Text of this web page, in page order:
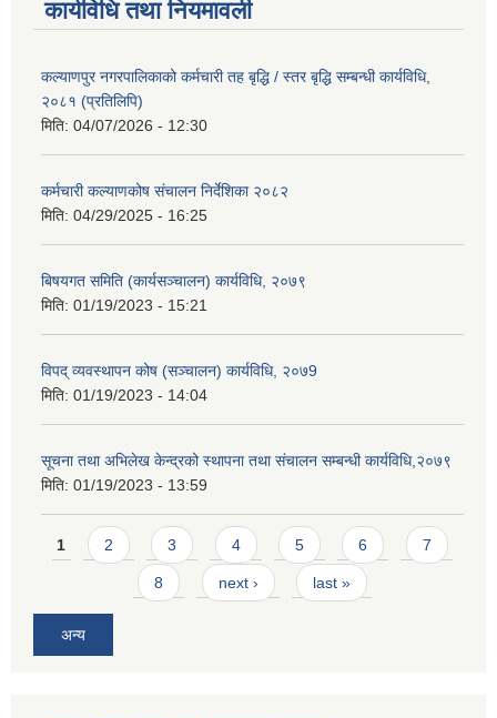
कार्यविधि तथा नियमावली
कल्याणपुर नगरपालिकाको कर्मचारी तह बृद्धि / स्तर बृद्धि सम्बन्धी कार्यविधि,
२०८१ (प्रतिलिपि)
मिति: 04/07/2026 - 12:30
कर्मचारी कल्याणकोष संचालन निर्देशिका २०८२
मिति: 04/29/2025 - 16:25
बिषयगत समिति (कार्यसञ्चालन) कार्यविधि, २०७९
मिति: 01/19/2023 - 15:21
विपद् व्यवस्थापन कोष (सञ्चालन) कार्यविधि, २०७9
मिति: 01/19/2023 - 14:04
सूचना तथा अभिलेख केन्द्रको स्थापना तथा संचालन सम्बन्धी कार्यविधि,२०७९
मिति: 01/19/2023 - 13:59
Pages
1 2 3 4 5 6 7
8 next › last »
अन्य